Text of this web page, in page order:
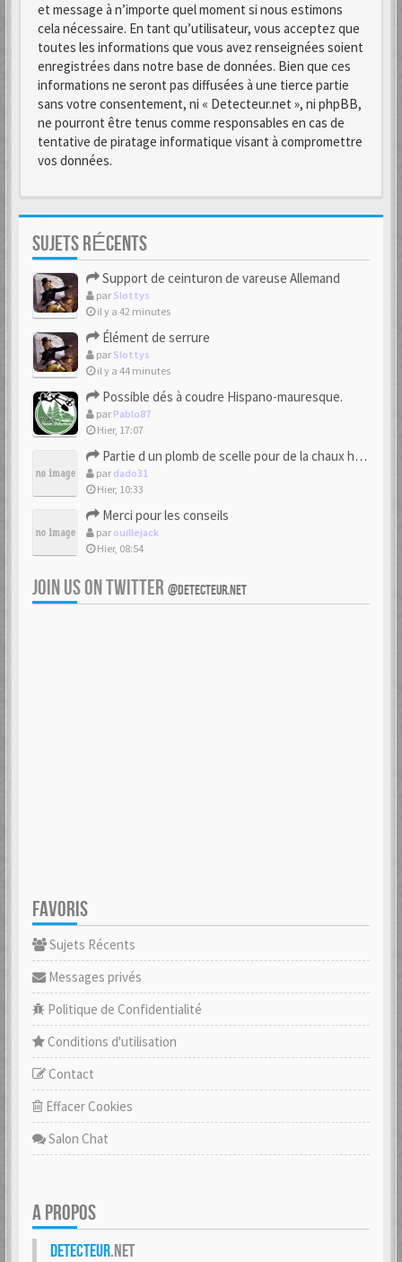
et message à n’importe quel moment si nous estimons
cela nécessaire. En tant qu’utilisateur, vous acceptez que
toutes les informations que vous avez renseignées soient
enregistrées dans notre base de données. Bien que ces
informations ne seront pas diffusées à une tierce partie
sans votre consentement, ni « Detecteur.net », ni phpBB,
ne pourront être tenus comme responsables en cas de
tentative de piratage informatique visant à compromettre
vos données.
SUJETS RÉCENTS
Support de ceinturon de vareuse Allemand
par Slottys
il y a 42 minutes
Élément de serrure
par Slottys
il y a 44 minutes
Possible dés à coudre Hispano-mauresque.
par Pablo87
Hier, 17:07
Partie d un plomb de scelle pour de la chaux hydraulique
par dado31
Hier, 10:33
Merci pour les conseils
par ouillejack
Hier, 08:54
JOIN US ON TWITTER @DETECTEUR.NET
FAVORIS
Sujets Récents
Messages privés
Politique de Confidentialité
Conditions d'utilisation
Contact
Effacer Cookies
Salon Chat
A PROPOS
Detecteur.net